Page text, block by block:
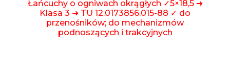
Łańcuchy o ogniwach okrągłych ✓5×18,5 ➜
Klasa 3 ➜ TU 12.0173856.015-88 ✓ do
przenośników; do mechanizmów
podnoszących i trakcyjnych